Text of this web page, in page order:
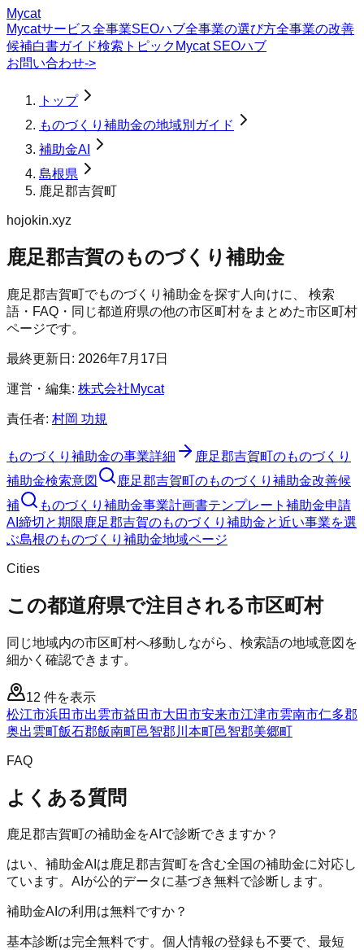
Mycat
Mycatサービス全事業SEOハブ全事業の選び方全事業の改善
候補白書ガイド検索トピック Mycat SEOハブ
お問い合わせ->
トップ
ものづくり補助金の地域別ガイド
補助金AI
島根県
鹿足郡吉賀町
hojokin.xyz
鹿足郡吉賀のものづくり補助金
鹿足郡吉賀町でものづくり補助金を探す人向けに、 検索
語・FAQ・同じ都道府県の他の市区町村をまとめた市区町村
ページです。
最終更新日: 2026年7月17日
運営・編集: 株式会社Mycat
責任者: 村岡 功規
ものづくり補助金の事業詳細 鹿足郡吉賀町のものづくり
補助金検索意図 鹿足郡吉賀町のものづくり補助金改善候
補
ものづくり補助金事業計画書テンプレート 補助金申請
AI 締切と期限鹿足郡吉賀のものづくり補助金と近い事業を選
ぶ島根のものづくり補助金地域ページ
Cities
この都道府県で注目される市区町村
同じ地域内の市区町村へ移動しながら、検索語の地域意図を
細かく確認できます。
12 件を表示
松江市浜田市出雲市益田市大田市安来市江津市雲南市仁多郡
奥出雲町飯石郡飯南町邑智郡川本町邑智郡美郷町
FAQ
よくある質問
鹿足郡吉賀町の補助金をAIで診断できますか？
はい、補助金AIは鹿足郡吉賀町を含む全国の補助金に対応し
ています。AIが公的データに基づき無料で診断します。
補助金AIの利用は無料ですか？
基本診断は完全無料です。個人情報の登録も不要で、最短